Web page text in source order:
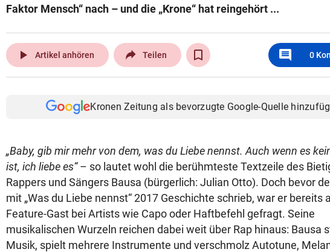
Faktor Mensch“ nach – und die „Krone“ hat reingehört ...
play_arrow Artikel anhören Teilen comment 0
Kronen Zeitung als bevorzugte Google-Quelle
„Baby, gib mir mehr von dem, was du Liebe nennst. Auch wenn es
ist, ich liebe es“– so lautet wohl die berühmteste Textzeile des
Rappers und Sängers Bausa (bürgerlich: Julian Otto). Doch bevor
mit „Was du Liebe nennst“ 2017 Geschichte schrieb, war er bereits
Feature-Gast bei Artists wie Capo oder Haftbefehl gefragt. Seine
musikalischen Wurzeln reichen dabei weit über Rap hinaus: Bausa
Musik, spielt mehrere Instrumente und verschmolz Autotune,